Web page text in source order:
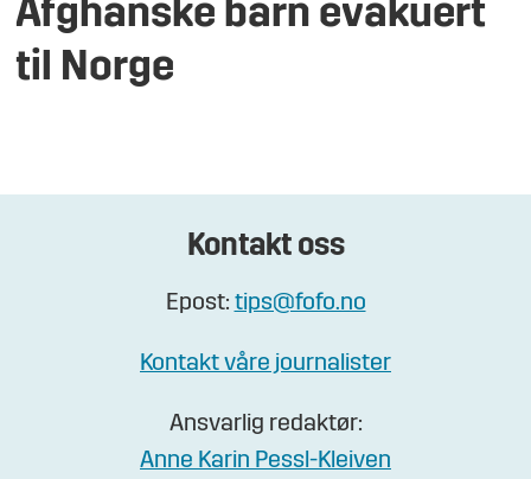
Afghanske barn evakuert
til Norge
Kontakt oss
Epost: tips@fofo.no
Kontakt våre journalister
Ansvarlig redaktør:
Anne Karin Pessl-Kleiven